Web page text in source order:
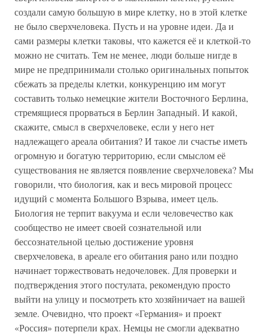
создали самую большую в мире клетку, но в этой клетке
не было сверхчеловека. Пусть и на уровне идеи. Да и
сами размеры клетки таковы, что кажется её и клеткой-то
можно не считать. Тем не менее, люди больше нигде в
мире не предпринимали столько оригинальных попыток
сбежать за пределы клетки, конкуренцию им могут
составить только немецкие жители Восточного Берлина,
стремящиеся прорваться в Берлин Западный. И какой,
скажите, смысл в сверхчеловеке, если у него нет
надлежащего ареала обитания? И такое ли счастье иметь
огромную и богатую территорию, если смыслом её
существования не является появление сверхчеловека? Мы
говорили, что биология, как и весь мировой процесс
идущий с момента Большого Взрыва, имеет цель.
Биология не терпит вакуума и если человечество как
сообщество не имеет своей сознательной или
бессознательной целью достижение уровня
сверхчеловека, в ареале его обитания рано или поздно
начинает торжествовать недочеловек. Для проверки и
подтверждения этого постулата, рекомендую просто
выйти на улицу и посмотреть кто хозяйничает на вашей
земле. Очевидно, что проект «Германия» и проект
«Россия» потерпели крах. Немцы не смогли адекватно